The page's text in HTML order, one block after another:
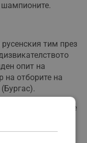
шампионите.
тим през
опит на
на отборите на
се коментира, че е
да се
са той отново